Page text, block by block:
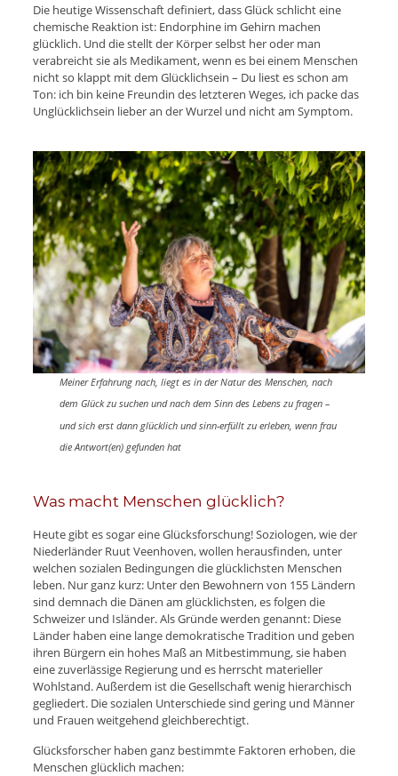
Die heutige Wissenschaft definiert, dass Glück schlicht eine
chemische Reaktion ist: Endorphine im Gehirn machen
glücklich. Und die stellt der Körper selbst her oder man
verabreicht sie als Medikament, wenn es bei einem Menschen
nicht so klappt mit dem Glücklichsein – Du liest es schon am
Ton: ich bin keine Freundin des letzteren Weges, ich packe das
Unglücklichsein lieber an der Wurzel und nicht am Symptom.
Meiner Erfahrung nach, liegt es in der Natur des Menschen, nach
dem Glück zu suchen und nach dem Sinn des Lebens zu fragen –
und sich erst dann glücklich und sinn-erfüllt zu erleben, wenn frau
die Antwort(en) gefunden hat
Was macht Menschen glücklich?
Heute gibt es sogar eine Glücksforschung! Soziologen, wie der
Niederländer Ruut Veenhoven, wollen herausfinden, unter
welchen sozialen Bedingungen die glücklichsten Menschen
leben. Nur ganz kurz: Unter den Bewohnern von 155 Ländern
sind demnach die Dänen am glücklichsten, es folgen die
Schweizer und Isländer. Als Gründe werden genannt: Diese
Länder haben eine lange demokratische Tradition und geben
ihren Bürgern ein hohes Maß an Mitbestimmung, sie haben
eine zuverlässige Regierung und es herrscht materieller
Wohlstand. Außerdem ist die Gesellschaft wenig hierarchisch
gegliedert. Die sozialen Unterschiede sind gering und Männer
und Frauen weitgehend gleichberechtigt.
Glücksforscher haben ganz bestimmte Faktoren erhoben, die
Menschen glücklich machen: